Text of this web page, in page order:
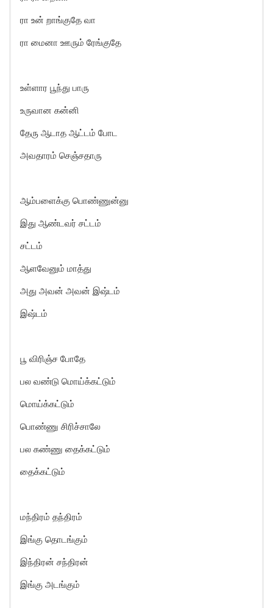
ரா உன் றாங்குதே வா
ரா மைனா ஊரும் ரேங்குதே
உள்ளார பூந்து பாரு
உருவான கன்னி
தேரு ஆடாத ஆட்டம் போட
அவதாரம் செஞ்சதாரு
ஆம்பளைக்கு பொண்ணுன்னு
இது ஆண்டவர் சட்டம்
சட்டம்
ஆளவேனும் மாத்து
அது அவன் அவன் இஷ்டம்
இஷ்டம்
பூ விரிஞ்ச போதே
பல வண்டு மொய்க்கட்டும்
மொய்க்கட்டும்
பொண்ணு சிரிச்சாலே
பல கண்ணு தைக்கட்டும்
தைக்கட்டும்
மந்திரம் தந்திரம்
இங்கு தொடங்கும்
இந்திரன் சந்திரன்
இங்கு அடங்கும்